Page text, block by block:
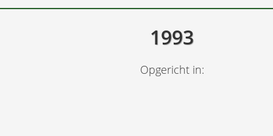
1993
Opgericht in: